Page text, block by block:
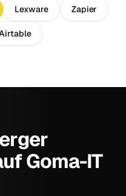
Lexware Zapier
Goma-IT